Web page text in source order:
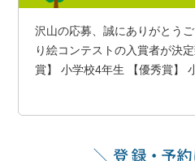
沢山の応募、誠にありがとう
り絵コンテストの入賞者が決
賞】 小学校4年生 【優秀賞】